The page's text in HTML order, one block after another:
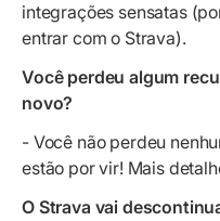
integrações sensatas
entrar com o Strava).
Você perdeu algum
novo?
- Você não perdeu
estão por vir! Mais
O Strava vai